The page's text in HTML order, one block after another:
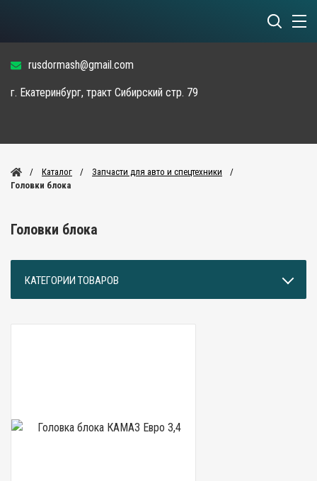
rusdormash@gmail.com
г. Екатеринбург, тракт Сибирский стр. 79
Каталог
Запчасти для авто и спецтехники
Головки блока
Головки блока
КАТЕГОРИИ ТОВАРОВ